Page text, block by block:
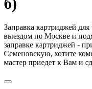
Заправка картриджей
выездом по Москве и
заправке картриджей -
Семеновскую, хотите
мастер приедет к Вам и